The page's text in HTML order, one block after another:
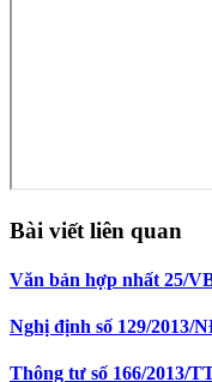
Bài viết liên quan
Văn bản hợp nhất 25/
Nghị định số 129/2013/
Thông tư số 166/2013/